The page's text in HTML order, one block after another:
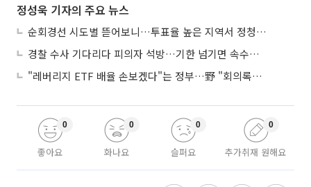
정성욱 기자의 주요 뉴스
순회경선 시도별 뜯어보니…투표율 높은 지역서 정청래 강세
경찰 수사 기다리다 피의자 석방…기한 넘기면 속수무책
"레버리지 ETF 배율 손보겠다"는 정부…野 "회의록부터 내놔야"
좋아요
0
화나요
0
슬퍼요
0
추가취재 원해요
0